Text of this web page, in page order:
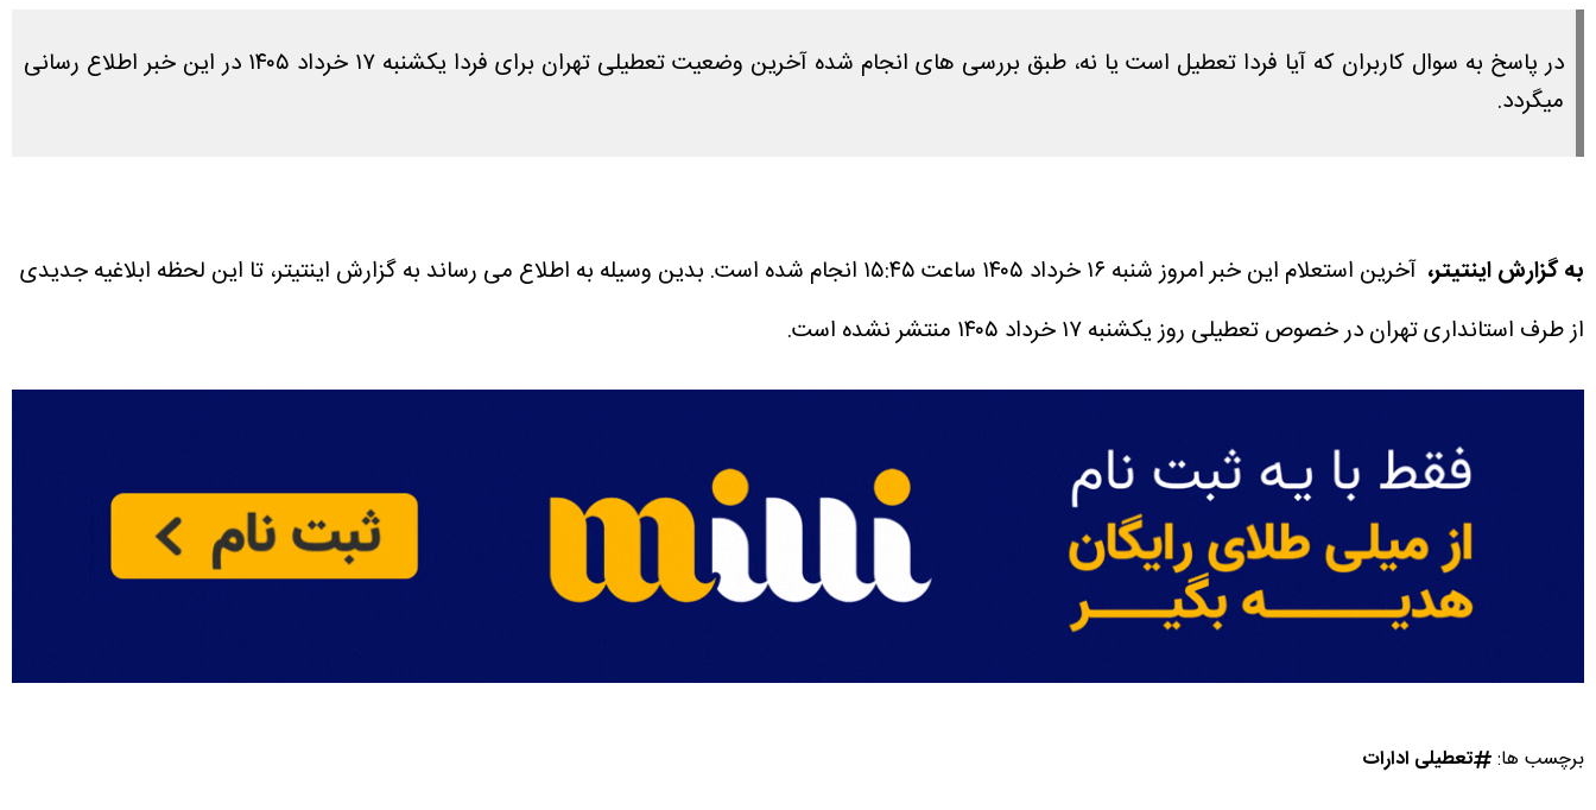
در پاسخ به سوال کاربران که آیا فردا تعطیل است یا نه، طبق بررسی های انجام شده آخرین وضعیت تعطیلی تهران برای فردا یکشنبه ۱۷ خرداد ۱۴۰۵ در این خبر اطلاع رسانی
میگردد.
به گزارش اینتیتر، آخرین استعلام این خبر امروز شنبه ۱۶ خرداد ۱۴۰۵ ساعت ۱۵:۴۵ انجام شده است.
بدین وسیله به اطلاع می رساند به گزارش اینتیتر، تا این لحظه ابلاغیه جدیدی
از طرف استانداری تهران در خصوص تعطیلی روز یکشنبه ۱۷ خرداد ۱۴۰۵ منتشر نشده است.
برچسب ها: تعطیلی ادارات